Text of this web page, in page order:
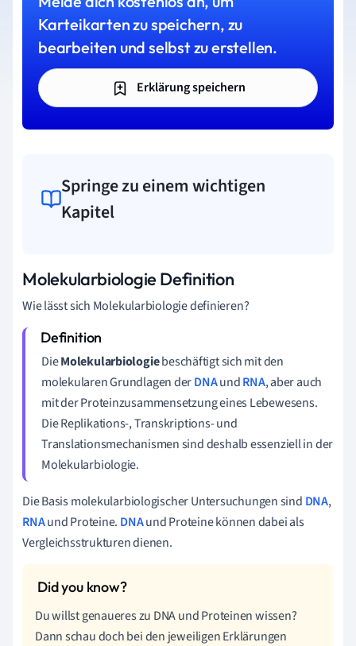
Karteikarten zu speichern, zu
bearbeiten und selbst zu erstellen.
Erklärung speichern
Springe zu einem wichtigen
Kapitel
Molekularbiologie Definition
Wie lässt sich Molekularbiologie definieren?
DieMolekularbiologiebeschäftigt sich mit den
molekularen Grundlagen derDNAundRNA, aber auch
mit der Proteinzusammensetzung eines Lebewesens.
Die Replikations-, Transkriptions- und
Translationsmechanismen sind deshalb essenziell in der
Molekularbiologie.
Die Basis molekularbiologischer Untersuchungen sind DNA,
RNAund Proteine. DNAund Proteine können dabei als
Vergleichsstrukturen dienen.
Du willst genaueres zu DNA und Proteinen wissen?
Dann schau doch bei den jeweiligen Erklärungen